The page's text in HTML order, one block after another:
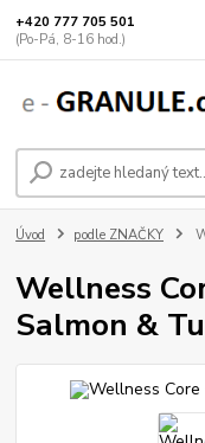
+420 777 705 501
(Po-Pá, 8-16 hod.)
Úvod podle ZNAČKY
Wellness
Salmon &